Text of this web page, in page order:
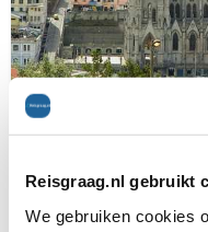
Reisgraag.nl gebruikt
We gebruiken cookies
Ecuador en de